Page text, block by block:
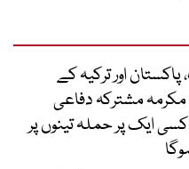
اور ترکیہ کے
مکرمہ مشترکہ دفاعی
ایک پر حملہ تینوں پر